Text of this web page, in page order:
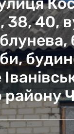
38, 40,